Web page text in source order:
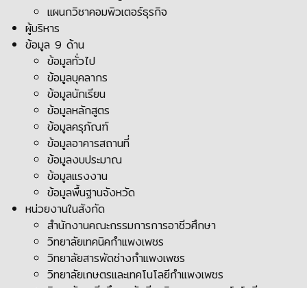
แผนกวิชาคอมพิวเตอร์ธุรกิจ
ผู้บริหาร
ข้อมูล 9 ด้าน
ข้อมูลทั่วไป
ข้อมูลบุคลากร
ข้อมูลนักเรียน
ข้อมูลหลักสูตร
ข้อมูลครุภัณฑ์
ข้อมูลอาคารสถานที่
ข้อมูลงบประมาณ
ข้อมูลแรงงาน
ข้อมูลพื้นฐานจังหวัด
หน่วยงานในสังกัด
สำนักงานคณะกรรมการการอาชีวศึกษา
วิทยาลัยเทคนิคกำแพงเพชร
วิทยาลัยสารพัดช่างกำแพงเพชร
วิทยาลัยเกษตรและเทคโนโลยีกำแพงเพชร